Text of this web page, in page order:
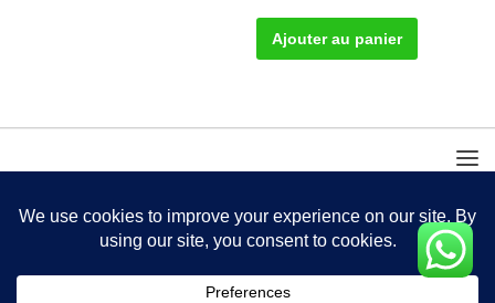
Ajouter au panier